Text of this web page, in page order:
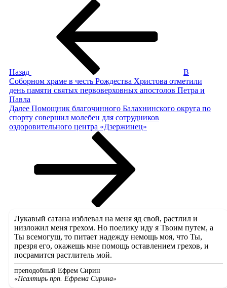
Назад
В
Соборном храме в честь Рождества Христова отметили
день памяти святых первоверховных апостолов Петра и
Павла
Следующая
запись
Далее Помощник благочинного Балахнинского округа по
спорту совершил молебен для сотрудников
оздоровительного центра «Дзержинец»
Лукавый сатана изблевал на меня яд свой, растлил и
низложил меня грехом. Но поелику иду я Твоим путем, а
Ты всемогущ, то питает надежду немощь моя, что Ты,
презря его, окажешь мне помощь оставлением грехов, и
посрамится растлитель мой.
преподобный Ефрем Сирин
«Псалтирь прп. Ефрема Сирина»